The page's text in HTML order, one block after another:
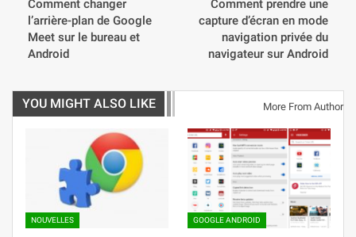
Comment changer
l’arrière-plan de Google
Meet sur le bureau et
Android
Comment prendre une
capture d’écran en mode
navigation privée du
navigateur sur Android
YOU MIGHT ALSO LIKE More From Author
NOUVELLES GOOGLE ANDROID